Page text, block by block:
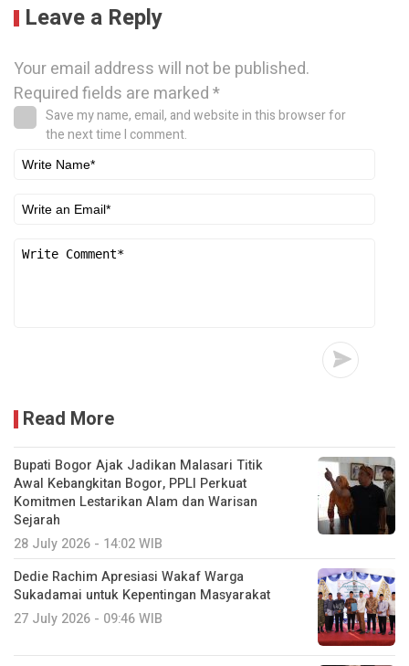
Leave a Reply
Your email address will not be published.
Required fields are marked*
Save my name, email, and website in this browser for
the next time I comment.
Read More
Bupati Bogor Ajak Jadikan Malasari Titik
Awal Kebangkitan Bogor, PPLI Perkuat
Komitmen Lestarikan Alam dan Warisan
Sejarah
28 July 2026 - 14:02 WIB
Dedie Rachim Apresiasi Wakaf Warga
Sukadamai untuk Kepentingan Masyarakat
27 July 2026 - 09:46 WIB